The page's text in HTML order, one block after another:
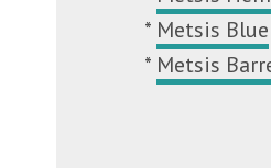
* Metsis Blue
* Metsis